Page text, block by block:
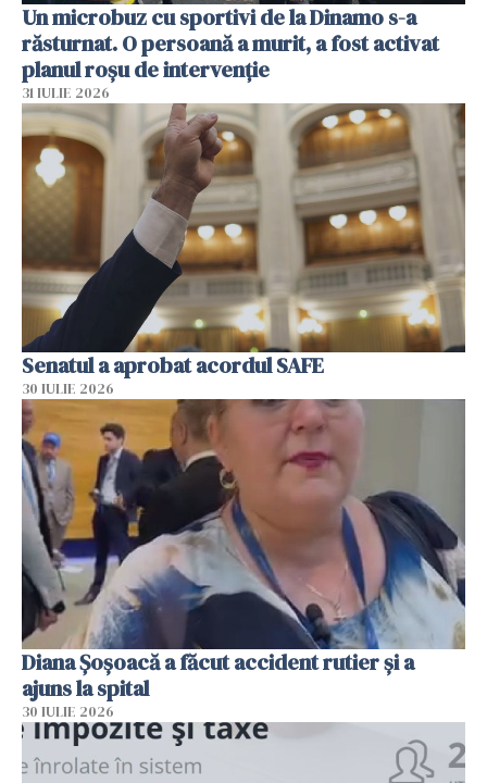
Un microbuz cu sportivi de la Dinamo s-a
răsturnat. O persoană a murit, a fost activat
planul roșu de intervenție
31 IULIE 2026
Senatul a aprobat acordul SAFE
30 IULIE 2026
Diana Șoșoacă a făcut accident rutier și a
ajuns la spital
30 IULIE 2026